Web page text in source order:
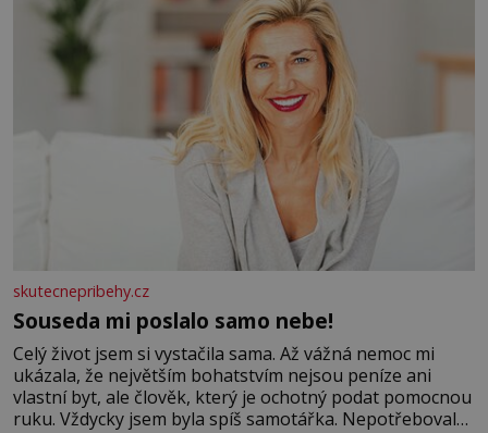
skutecnepribehy.cz
Souseda mi poslalo samo nebe!
Celý život jsem si vystačila sama. Až vážná nemoc mi
ukázala, že největším bohatstvím nejsou peníze ani
vlastní byt, ale člověk, který je ochotný podat pomocnou
ruku. Vždycky jsem byla spíš samotářka. Nepotřebovala